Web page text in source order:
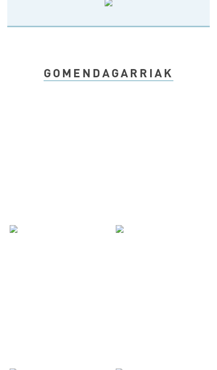
GOMENDAGARRIAK